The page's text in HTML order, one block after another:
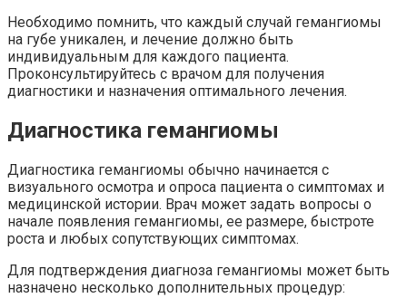
Необходимо помнить, что каждый случай гемангиомы
на губе уникален, и лечение должно быть
индивидуальным для каждого пациента.
Проконсультируйтесь с врачом для получения
диагностики и назначения оптимального лечения.
Диагностика гемангиомы
Диагностика гемангиомы обычно начинается с
визуального осмотра и опроса пациента о симптомах и
медицинской истории. Врач может задать вопросы о
начале появления гемангиомы, ее размере, быстроте
роста и любых сопутствующих симптомах.
Для подтверждения диагноза гемангиомы может быть
назначено несколько дополнительных процедур: